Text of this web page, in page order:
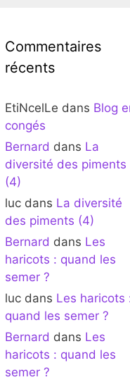
Commentaires
récents
EtiNcelLe dans Blog
congés
Bernard dans La
diversité des piments
(4)
luc dans La diversité
des piments (4)
Bernard dans Les
haricots : quand les
semer ?
luc dans Les haricots
quand les semer ?
Bernard dans Les
haricots : quand les
semer ?